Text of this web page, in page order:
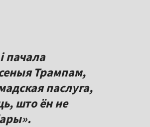
пачала
Трампам,
паслуга,
што ён не